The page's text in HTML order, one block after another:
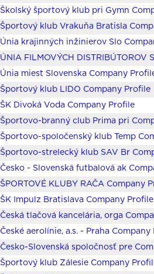
Školský športový klub pri Gymn
Športový klub Vrakuňa Bratisla
Únia krajinných inžinierov Slo
ÚNIA FILMOVÝCH DISTRIBÚTOROV
Únia miest Slovenska Company
Športový klub LIDO Company Profile
ŠK Divoká Voda Company Profile
Športovo-branný club Prima pri
Športovo-spoločenský klub Temp
Športovo-strelecký klub SAV Br
Česko - Slovenská futbalová ak
ŠPORTOVÉ KLUBY RAČA Company
ŠK Impulz Bratislava Company Profile
Česká tlačová kancelária, orga
České aerolínie, a.s. - Praha Company
Česko-Slovenská spoločnosť pre
Športový klub Zálesie Company